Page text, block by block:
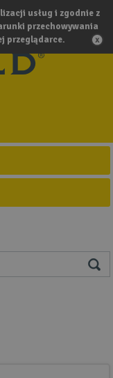
usług i zgodnie z
przechowywania
przeglądarce.